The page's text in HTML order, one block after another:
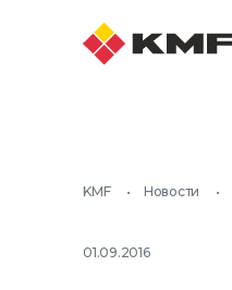
KMF • Новости •
01.09.2016